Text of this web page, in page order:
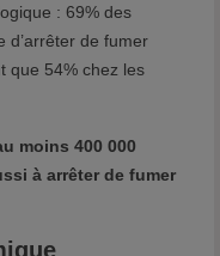
: 69% des
d’arrêter de fumer
que 54% chez les
moins 400 000
à arrêter de fumer